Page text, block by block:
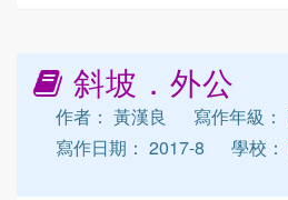
斜坡．外公
作者： 黃漢良
寫作年級：
寫作日期： 2017-8
學校：